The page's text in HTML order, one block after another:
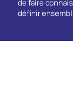
de faire
définir